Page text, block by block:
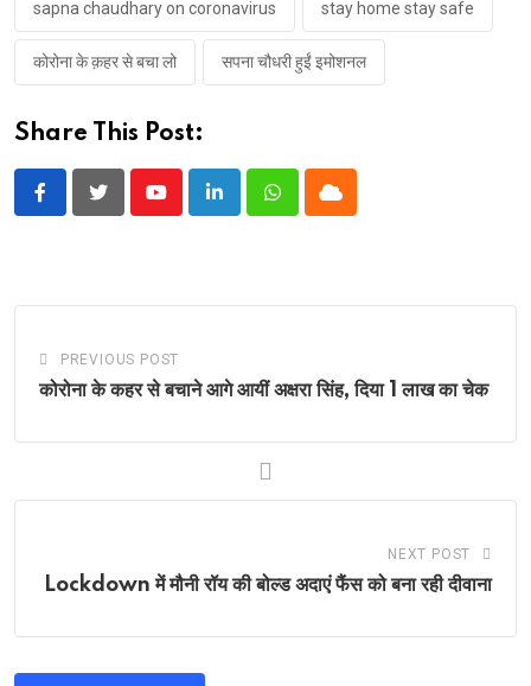
sapna chaudhary on coronavirus stay home stay safe
कोरोना के क़हर से बचा लो सपना चौधरी हुईं इमोशनल
Share This Post:
YoutubeLinkedInWhatsappCloud
PREVIOUS POST
कोरोना के कहर से बचाने आगे आयीं अक्षरा सिंह, दिया 1 लाख का चेक
NEXT POST
Lockdown में मौनी रॉय की बोल्ड अदाएं फैंस को बना रही दीवाना